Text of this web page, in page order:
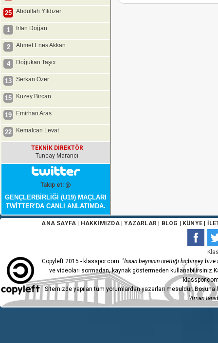
25 Abdullah Yıldızer
1 İrfan Doğan
2 Ahmet Enes Akkan
4 Doğukan Taşcı
13 Serkan Özer
15 Kuzey Bircan
19 Emirhan Aras
22 Kemalcan Levat
TEKNİK DİREKTÖR
Tuncay Marancı
Takip et: @
GENÇLERBİRLİĞİ (U19) MAÇLARI
TWİTTER'DA CANLI ANLATIMDA.
ANA SAYFA HAKKIMIZDA|YAZARLAR BLOG KÜNYE|
Copyleft 2015 - klasspor.com. "İnsan beyninin ürettiği hiçbirşey bize
ve videoları sormadan, kaynak göstermeden
Sitemizde yapılan tüm yorumlardan yazarları mesuldür.
"Aman